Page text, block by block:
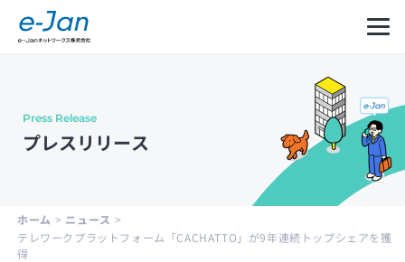
Company
Information
Message
from
メッ
セー
Press Release
プレスリリース
ホーム > ニュース >
テレワークプラットフォーム「CACHATTO」が9年連続トップシェアを獲
得